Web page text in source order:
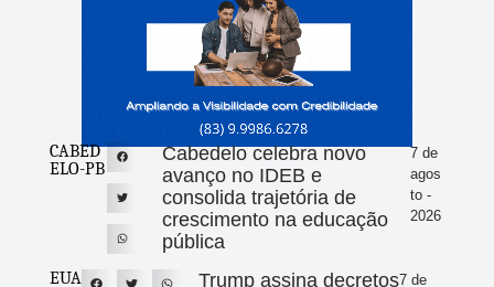
CABED
ELO-PB
Cabedelo celebra novo
avanço no IDEB e
consolida trajetória de
crescimento na educação
pública
7 de
agos
to -
2026
EUA
Trump assina decretos7 de